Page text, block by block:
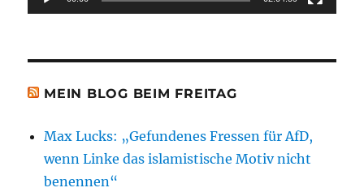
MEIN BLOG BEIM FREITAG
Max Lucks: „Gefundenes Fressen für AfD,
wenn Linke das islamistische Motiv nicht
benennen“